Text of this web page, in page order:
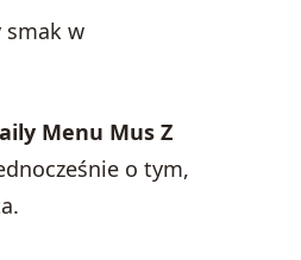
w
Menu Mus Z
o tym,